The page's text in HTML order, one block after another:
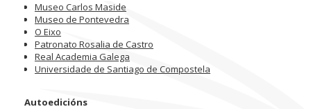
Museo Carlos Maside
Museo de Pontevedra
O Eixo
Patronato Rosalia de Castro
Real Academia Galega
Universidade de Santiago de Compostela
Autoedicións